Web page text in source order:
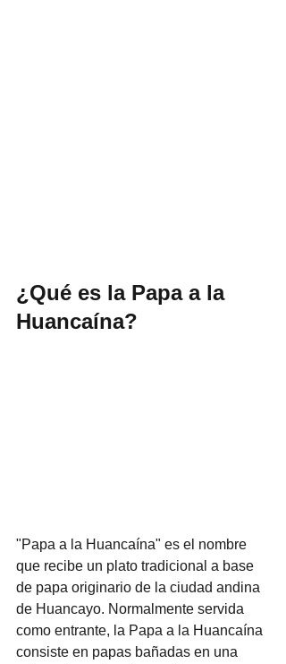
¿Qué es la Papa a la
Huancaína?
"Papa a la Huancaína" es el nombre
que recibe un plato tradicional a base
de papa originario de la ciudad andina
de Huancayo. Normalmente servida
como entrante, la Papa a la Huancaína
consiste en papas bañadas en una